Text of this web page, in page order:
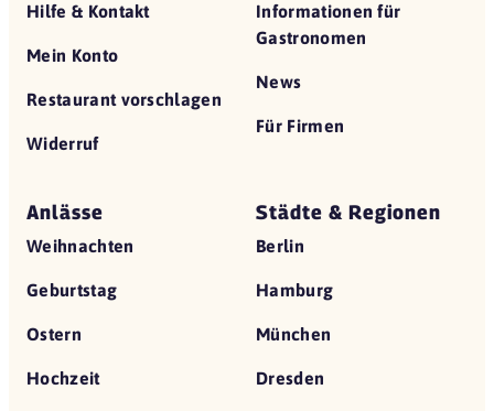
Hilfe & Kontakt
Mein Konto
Restaurant vorschlagen
Widerruf
Informationen für
Gastronomen
News
Für Firmen
Anlässe
Weihnachten
Geburtstag
Ostern
Hochzeit
Städte & Regionen
Berlin
Hamburg
München
Dresden